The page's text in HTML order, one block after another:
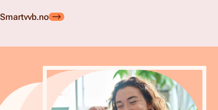
Smartvvb.no